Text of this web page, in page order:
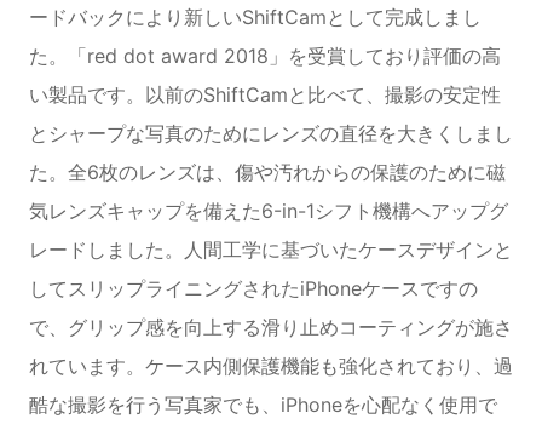
ードバックにより新しいShiftCamとして完成しまし
た。「red dot award 2018」を受賞しており評価の高
い製品です。以前のShiftCamと比べて、撮影の安定性
とシャープな写真のためにレンズの直径を大きくしまし
た。全6枚のレンズは、傷や汚れからの保護のために磁
気レンズキャップを備えた6-in-1シフト機構へアップグ
レードしました。人間工学に基づいたケースデザインと
してスリップライニングされたiPhoneケースですの
で、グリップ感を向上する滑り止めコーティングが施さ
れています。ケース内側保護機能も強化されており、過
酷な撮影を行う写真家でも、iPhoneを心配なく使用で